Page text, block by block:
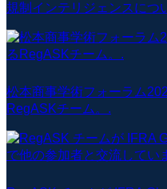
規制インテリジェンスにつ
松本商事学術フォーラム
RegASKチーム。.